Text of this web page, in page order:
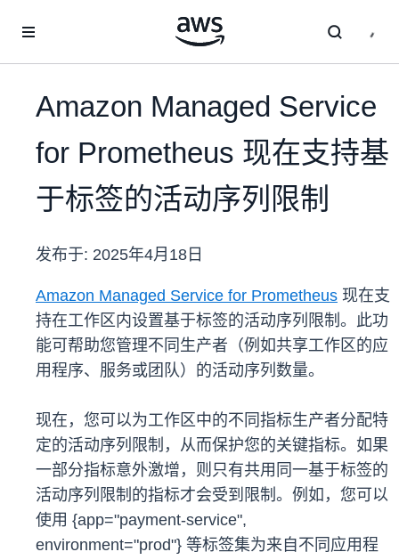
Amazon Managed Service
for Prometheus 现在支持基
于标签的活动序列限制
发布于: 2025年4月18日
Amazon Managed Service for Prometheus 现在支
持在工作区内设置基于标签的活动序列限制。此功
能可帮助您管理不同生产者（例如共享工作区的应
用程序、服务或团队）的活动序列数量。
现在，您可以为工作区中的不同指标生产者分配特
定的活动序列限制，从而保护您的关键指标。如果
一部分指标意外激增，则只有共用同一基于标签的
活动序列限制的指标才会受到限制。例如，您可以
使用 {app="payment-service",
environment="prod"} 等标签集为来自不同应用程